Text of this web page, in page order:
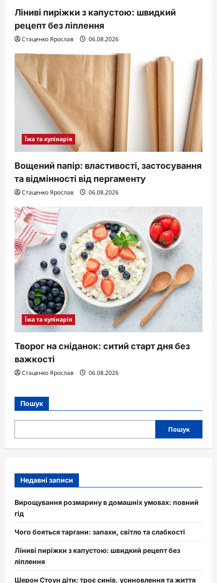
Ліниві пиріжки з капустою: швидкий
рецепт без ліплення
Стаценко Ярослав 06.08.2026
Їжа та кулінарія
Вощений папір: властивості, застосування
та відмінності від пергаменту
Стаценко Ярослав 06.08.2026
Їжа та кулінарія
Творог на сніданок: ситий старт дня без
важкості
Стаценко Ярослав 06.08.2026
Пошук
Пошук
Недавні записи
Вирощування розмарину в домашніх умовах: повний
гід
Чого бояться таргани: запахи, світло та слабкості
Ліниві пиріжки з капустою: швидкий рецепт без
ліплення
Шерон Стоун діти: троє синів, усиновлення та життя